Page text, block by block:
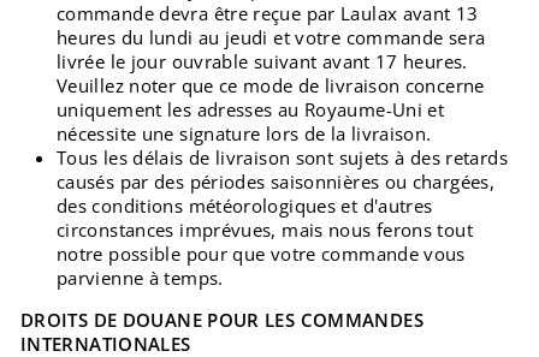
commande devra être reçue par Laulax avant 13
heures du lundi au jeudi et votre commande sera
livrée le jour ouvrable suivant avant 17 heures.
Veuillez noter que ce mode de livraison concerne
uniquement les adresses au Royaume-Uni et
nécessite une signature lors de la livraison.
Tous les délais de livraison sont sujets à des retards
causés par des périodes saisonnières ou chargées,
des conditions météorologiques et d'autres
circonstances imprévues, mais nous ferons tout
notre possible pour que votre commande vous
parvienne à temps.
DROITS DE DOUANE POUR LES COMMANDES
INTERNATIONALES